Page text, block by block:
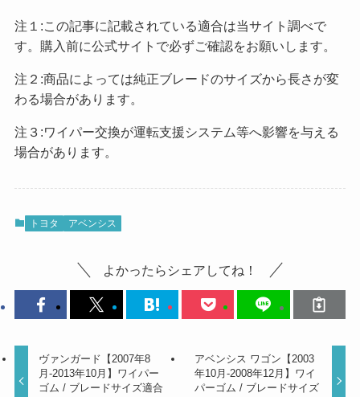
注１:この記事に記載されている適合は当サイト調べで
す。購入前に公式サイトで必ずご確認をお願いします。
注２:商品によっては純正ブレードのサイズから長さが変
わる場合があります。
注３:ワイパー交換が運転支援システム等へ影響を与える
場合があります。
トヨタ アベンシス
よかったらシェアしてね！
ヴァンガード【2007年8
月-2013年10月】ワイパー
ゴム / ブレードサイズ適合
アベンシス ワゴン【2003
年10月-2008年12月】ワイ
パーゴム / ブレードサイズ